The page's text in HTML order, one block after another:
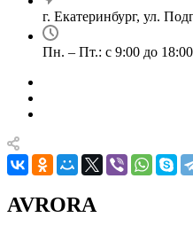
г. Екатеринбург, ул.
Пн. – Пт.: с 9:00 до 18:00
AVRORA